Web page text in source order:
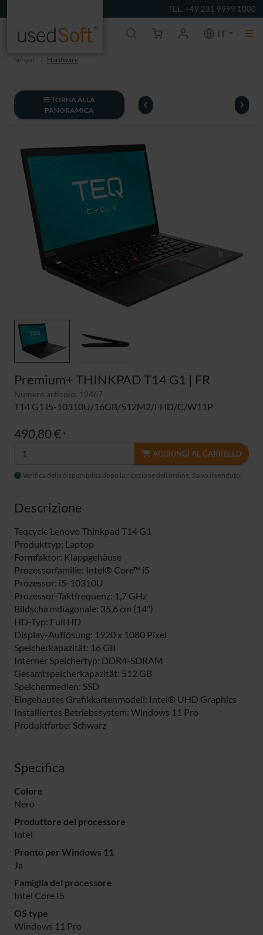
TEL. +49 231 9999 1000
IT
Sei qui:: Hardware
TORNA ALLA
PANORAMICA
Premium+ THINKPAD T14 G1 | FR
Numero articolo: 12467
T14 G1 i5-10310U/16GB/512M2/FHD/C/W11P
490,80 € *
AGGIUNGI AL CARRELLO
Verifica della disponibilità dopo la ricezione dell’ordine. Salvo il venduto.
Descrizione
Teqcycle Lenovo Thinkpad T14 G1
Produkttyp: Laptop
Formfaktor: Klappgehäuse
Prozessorfamilie: Intel® Core™ i5
Prozessor: i5-10310U
Prozessor-Taktfrequenz: 1,7 GHz
Bildschirmdiagonale: 35,6 cm (14")
HD-Typ: Full HD
Display-Auflösung: 1920 x 1080 Pixel
Speicherkapazität: 16 GB
Interner Speichertyp: DDR4-SDRAM
Gesamtspeicherkapazität: 512 GB
Speichermedien: SSD
Eingebautes Grafikkartenmodell: Intel® UHD Graphics
Installiertes Betriebssystem: Windows 11 Pro
Produktfarbe: Schwarz
Specifica
Colore
Nero
Produttore del processore
Intel
Pronto per Windows 11
Ja
Famiglia del processore
Intel Core I5
OS type
Windows 11 Pro